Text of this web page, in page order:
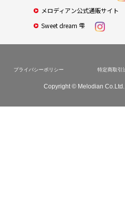
メロディアン公式通販サイト
Sweet dream 雫
Copyright © Melodian
プライバシーポリシー 特定商取引